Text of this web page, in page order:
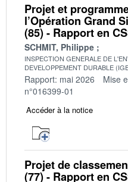
Projet et
l’Opération Grand
(85) - Rapport en
SCHMIT, Philippe
INSPECTION GENERALE DE
DEVELOPPEMENT DURABLE
Rapport: mai 2026 Mise
n°016399-01
Accéder à la notice
Projet de
(77) - Rapport en